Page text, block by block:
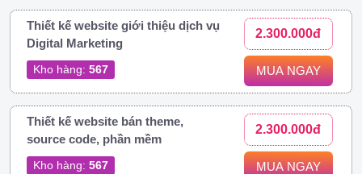
Thiết kế website giới thiệu dịch vụ
Digital Marketing
Kho hàng: 567
2.300.000đ
MUA NGAY
Thiết kế website bán theme,
source code, phần mềm
Kho hàng: 567
2.300.000đ
MUA NGAY